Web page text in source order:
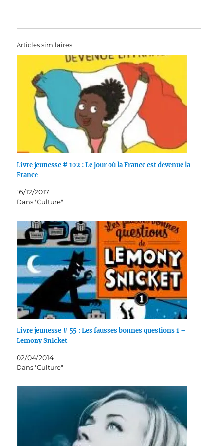
Articles similaires
Livre jeunesse # 102 : Le jour où la France est devenue la
France
16/12/2017
Dans "Culture"
Livre jeunesse # 55 : Les fausses bonnes questions 1 –
Lemony Snicket
02/04/2014
Dans "Culture"